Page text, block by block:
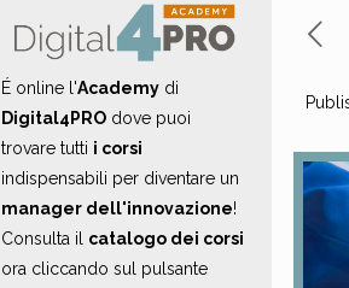
É online l'Academydi
Digital4PROdove puoi
trovare tutti i corsi
indispensabili per diventare un
manager dell'innovazione!
Consulta il catalogo dei corsi
ora cliccando sul pulsante